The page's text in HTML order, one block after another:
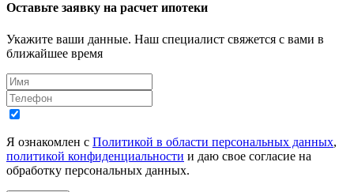
Оставьте заявку на расчет ипотеки
Укажите ваши данные. Наш специалист свяжется с вами в
ближайшее время
Я ознакомлен с Политикой в области персональных данных,
политикой конфиденциальности и даю свое согласие на
обработку персональных данных.